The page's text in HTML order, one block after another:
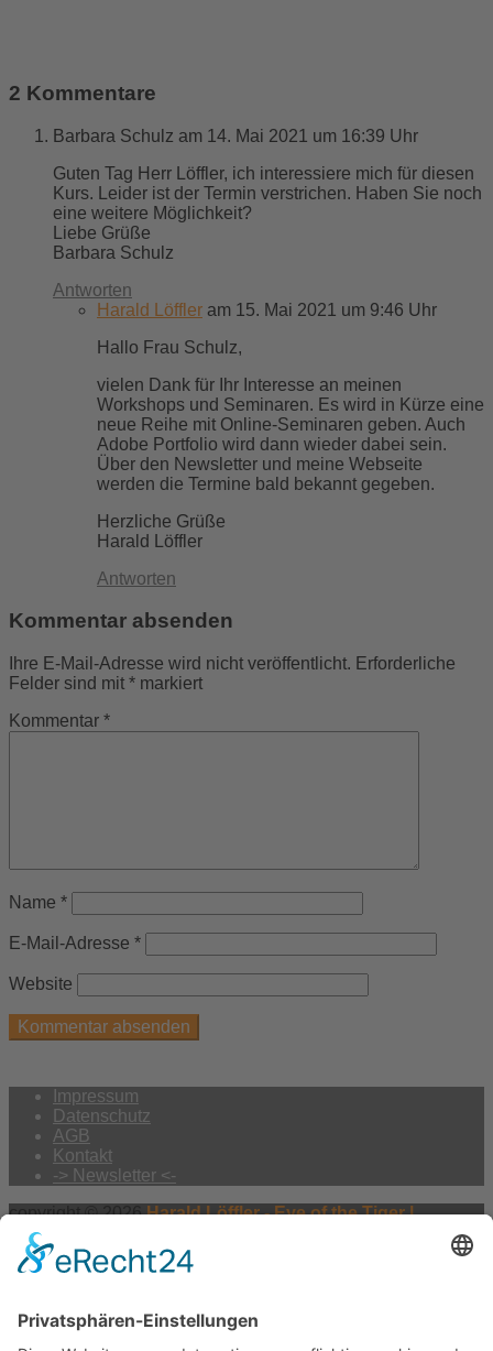
2 Kommentare
Barbara Schulz am 14. Mai 2021 um 16:39 Uhr
Guten Tag Herr Löffler, ich interessiere mich für diesen
Kurs. Leider ist der Termin verstrichen. Haben Sie noch
eine weitere Möglichkeit?
Liebe Grüße
Barbara Schulz
Antworten
Harald Löffler am 15. Mai 2021 um 9:46 Uhr
Hallo Frau Schulz,
vielen Dank für Ihr Interesse an meinen
Workshops und Seminaren. Es wird in Kürze eine
neue Reihe mit Online-Seminaren geben. Auch
Adobe Portfolio wird dann wieder dabei sein.
Über den Newsletter und meine Webseite
werden die Termine bald bekannt gegeben.
Herzliche Grüße
Harald Löffler
Antworten
Kommentar absenden
Ihre E-Mail-Adresse wird nicht veröffentlicht. Erforderliche
Felder sind mit * markiert
Kommentar *
Name *
E-Mail-Adresse *
Website
Impressum
Datenschutz
AGB
Kontakt
-> Newsletter <-
copyright © 2026Harald Löffler - Eye of the Tiger |
Realisierung:
Vertrag widerrufen